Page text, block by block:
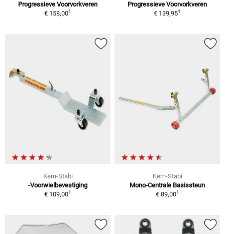
Progressieve Voorvorkveren
€ 158,001
Progressieve Voorvorkveren
€ 139,951
Kern-Stabi
-Voorwielbevestiging
€ 109,001
Kern-Stabi
Mono-Centrale Basissteun
€ 89,001